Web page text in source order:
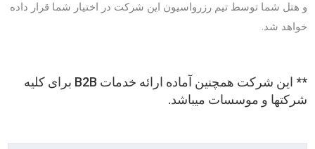
و هتل شما توسط تیم رزرواسیون این شرکت در اختیار شما قرار داده
خواهد شد.
** این شرکت همچنین آماده ارائه خدمات B2B برای کلیه
شرکتها و موسسات میباشد.